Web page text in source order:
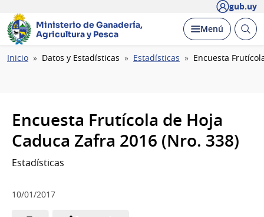
gub.uy
Ministerio de Ganadería,
Agricultura y Pesca
Desplegar
Menú Abrir
Ruta
Inicio Datos y Estadísticas Estadísticas Encuesta
Encuesta Frutícola de Hoja
Caduca Zafra 2016 (Nro. 338)
Estadísticas
10/01/2017